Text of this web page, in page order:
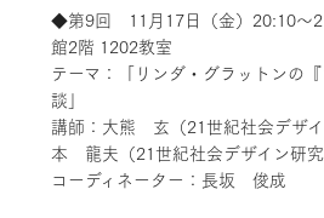
◆第9回 11月17日（金）20:10～
館2階 1202教室
テーマ：「リンダ・グラットンの
談」
講師：大熊 玄（21世紀社会デザ
本 龍夫（21世紀社会デザイン研究
コーディネーター：長坂 俊成